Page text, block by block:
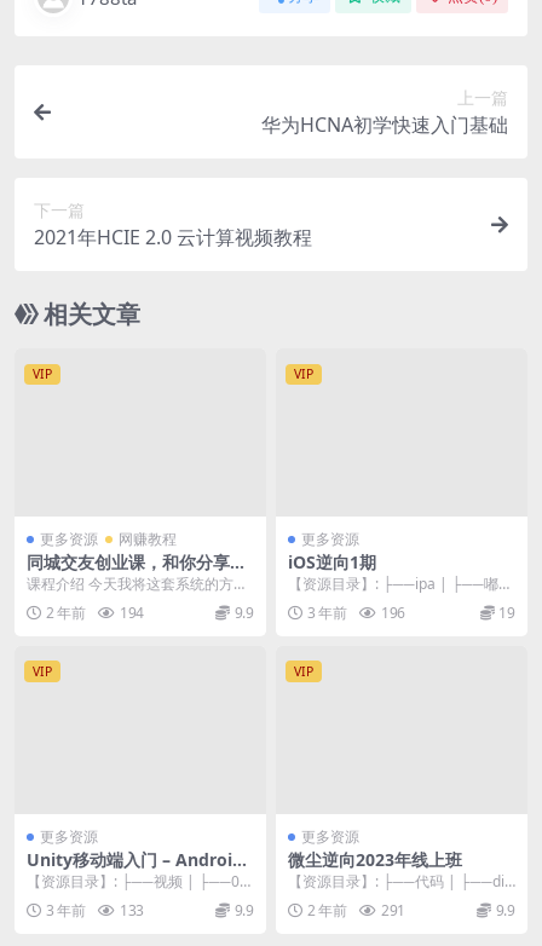
上一篇
华为HCNA初学快速入门基础
下一篇
2021年HCIE 2.0 云计算视频教程
相关文章
VIP
更多资源 网赚教程
同城交友创业课，和你分享如
何在你的城市，进行一场同城
交友创业
课程介绍 今天我将这套系统的方
法，总结为一套课程， 和你分享，
如何在你的城市，进...
2 年前 194 9.9
VIP
更多资源
iOS逆向1期
【资源目录】: ├──ipa | ├──嘟嘟
牛 4.41.ipa 58.67M ...
3 年前 196 19
VIP
更多资源
Unity移动端入门 – Android
那些事
【资源目录】: ├──视频 | ├──00
1-课程简介与学前必读.mp4 11....
3 年前 133 9.9
VIP
更多资源
微尘逆向2023年线上班
【资源目录】: ├──代码 | ├──di1
6天代码.rar 93.14M | ...
2 年前 291 9.9